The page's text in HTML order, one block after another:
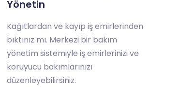
Yönetin
Kağıtlardan ve kayıp iş emirlerinden
bıktınız mı. Merkezi bir bakım
yönetim sistemiyle iş emirlerinizi ve
koruyucu bakımlarınızı
düzenleyebilirsiniz.